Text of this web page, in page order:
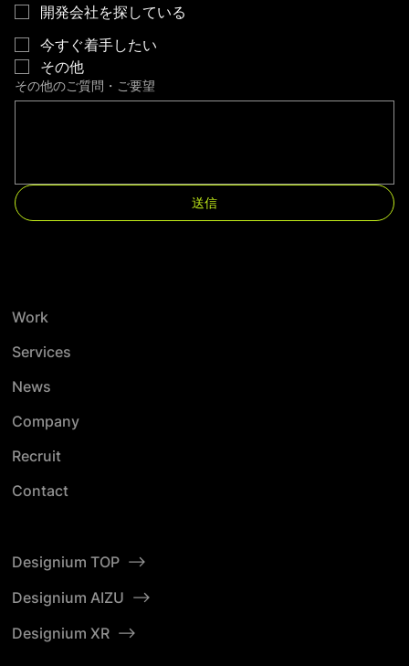
開発会社を探している
今すぐ着手したい
その他
その他のご質問・ご要望
送信
Work
Services
News
Company
Recruit
Contact
Designium TOP
Designium AIZU
Designium XR